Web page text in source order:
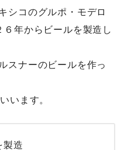
シコのグルポ・モデロ
６年からビールを製造し
スナーのビールを作っ
います。
製造